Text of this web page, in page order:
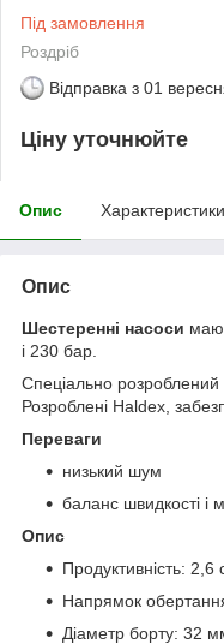
Під замовлення
Роздріб
Відправка з 01
Ціну уточнюйте
Опис Характеристики
Опис
Шестеренні насоси
і 230 бар.
Спеціально розроблений
Розроблені Haldex,
Переваги
низький шум
баланс швидкості і
Опис
Продуктивність: 2,6
Напрямок
Діаметр борту: 32